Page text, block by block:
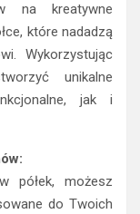
na kreatywne
które nadadzą
Wykorzystując
unikalne
jak i
półek, możesz
do Twoich